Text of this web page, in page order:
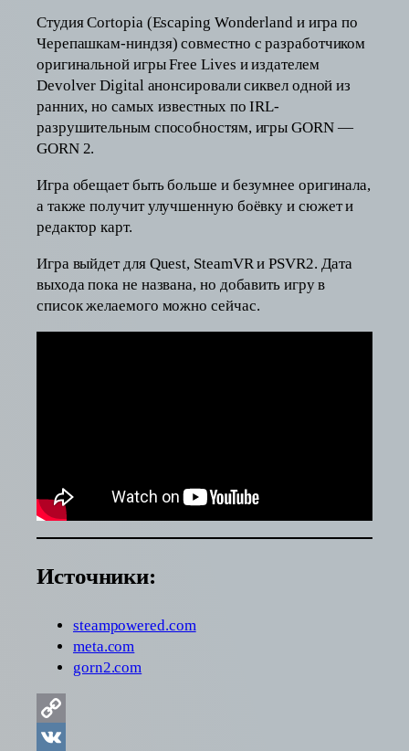
Студия Cortopia (Escaping Wonderland и игра по
Черепашкам-ниндзя) совместно с разработчиком
оригинальной игры Free Lives и издателем
Devolver Digital анонсировали сиквел одной из
ранних, но самых известных по IRL-
разрушительным способностям, игры GORN —
GORN 2.
Игра обещает быть больше и безумнее оригинала,
а также получит улучшенную боёвку и сюжет и
редактор карт.
Игра выйдет для Quest, SteamVR и PSVR2. Дата
выхода пока не названа, но добавить игру в
список желаемого можно сейчас.
Источники:
steampowered.com
meta.com
gorn2.com
Copy